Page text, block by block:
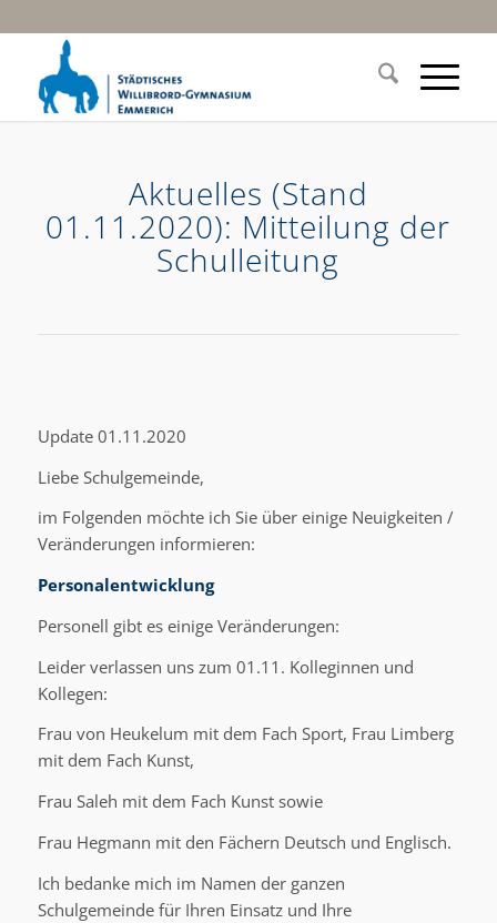
Aktuelles (Stand
01.11.2020): Mitteilung der
Schulleitung
Update 01.11.2020
Liebe Schulgemeinde,
im Folgenden möchte ich Sie über einige Neuigkeiten /
Veränderungen informieren:
Personalentwicklung
Personell gibt es einige Veränderungen:
Leider verlassen uns zum 01.11. Kolleginnen und
Kollegen:
Frau von Heukelum mit dem Fach Sport, Frau Limberg
mit dem Fach Kunst,
Frau Saleh mit dem Fach Kunst sowie
Frau Hegmann mit den Fächern Deutsch und Englisch.
Ich bedanke mich im Namen der ganzen
Schulgemeinde für Ihren Einsatz und Ihre